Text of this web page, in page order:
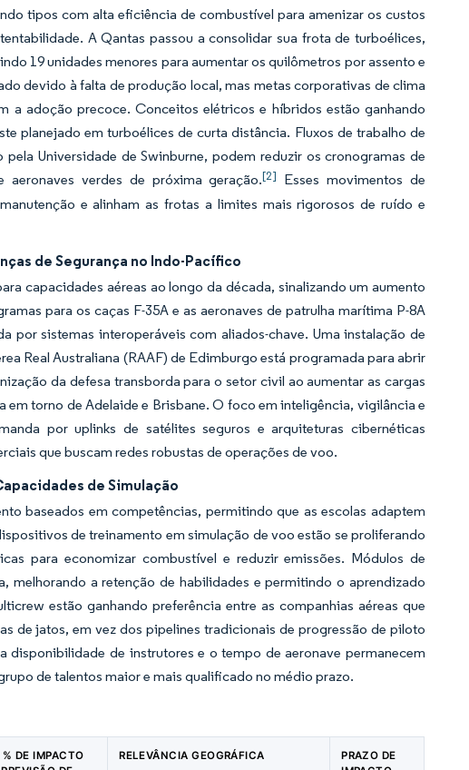
tipos com alta eficiência de combustível para amenizar os custos
A Qantas passou a consolidar sua frota de turboélices,
19 unidades menores para aumentar os quilômetros por assento e
devido à falta de produção local, mas metas corporativas de clima
a adoção precoce. Conceitos elétricos e híbridos estão ganhando
planejado em turboélices de curta distância. Fluxos de trabalho de
Universidade de Swinburne, podem reduzir os cronogramas de
aeronaves verdes de próxima geração.[2] Esses movimentos de
e alinham as frotas a limites mais rigorosos de ruído e
de Segurança no Indo-Pacífico
capacidades aéreas ao longo da década, sinalizando um aumento
para os caças F-35A e as aeronaves de patrulha marítima P-8A
por sistemas interoperáveis com aliados-chave. Uma instalação de
Real Australiana (RAAF) de Edimburgo está programada para abrir
da defesa transborda para o setor civil ao aumentar as cargas
torno de Adelaide e Brisbane. O foco em inteligência, vigilância e
por uplinks de satélites seguros e arquiteturas cibernéticas
que buscam redes robustas de operações de voo.
de Simulação
baseados em competências, permitindo que as escolas adaptem
de treinamento em simulação de voo estão se proliferando
para economizar combustível e reduzir emissões. Módulos de
melhorando a retenção de habilidades e permitindo o aprendizado
estão ganhando preferência entre as companhias aéreas que
de jatos, em vez dos pipelines tradicionais de progressão de piloto
disponibilidade de instrutores e o tempo de aeronave permanecem
de talentos maior e mais qualificado no médio prazo.
DE IMPACTO
RELEVÂNCIA GEOGRÁFICA
PRAZO DE